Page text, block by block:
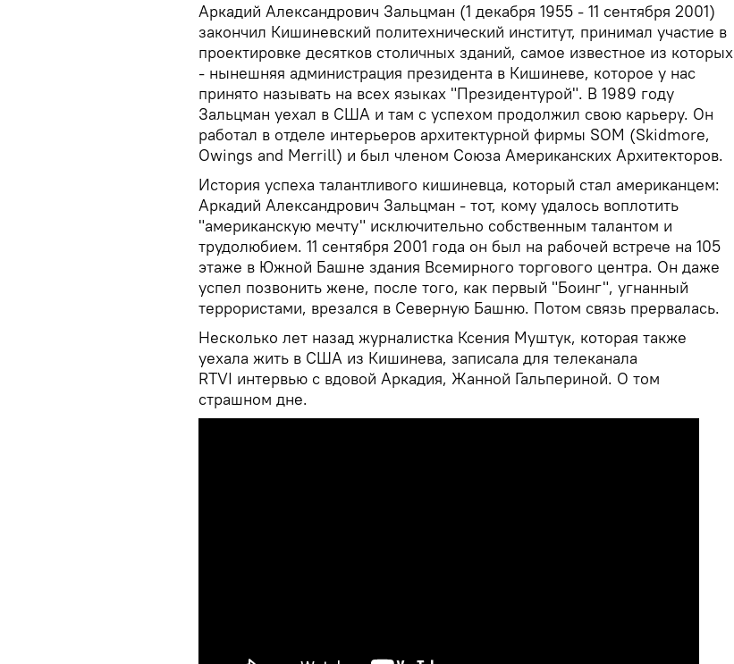
Аркадий Александрович Зальцман (1 декабря 1955 - 11 сентября 2001)
закончил Кишиневский политехнический институт, принимал участие в
проектировке десятков столичных зданий, самое известное из которых
- нынешняя администрация президента в Кишиневе, которое у нас
принято называть на всех языках "Президентурой". В 1989 году
Зальцман уехал в США и там с успехом продолжил свою карьеру. Он
работал в отделе интерьеров архитектурной фирмы SOM (Skidmore,
Owings and Merrill) и был членом Союза Американских Архитекторов.
История успеха талантливого кишиневца, который стал американцем:
Аркадий Александрович Зальцман - тот, кому удалось воплотить
"американскую мечту" исключительно собственным талантом и
трудолюбием. 11 сентября 2001 года он был на рабочей встрече на 105
этаже в Южной Башне здания Всемирного торгового центра. Он даже
успел позвонить жене, после того, как первый "Боинг", угнанный
террористами, врезался в Северную Башню. Потом связь прервалась.
Несколько лет назад журналистка Ксения Муштук, которая также
уехала жить в США из Кишинева, записала для телеканала
RTVI интервью с вдовой Аркадия, Жанной Гальпериной. О том
страшном дне.